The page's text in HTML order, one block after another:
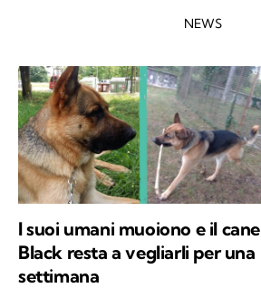
NEWS
I suoi umani muoiono e il cane
Black resta a vegliarli per una
settimana